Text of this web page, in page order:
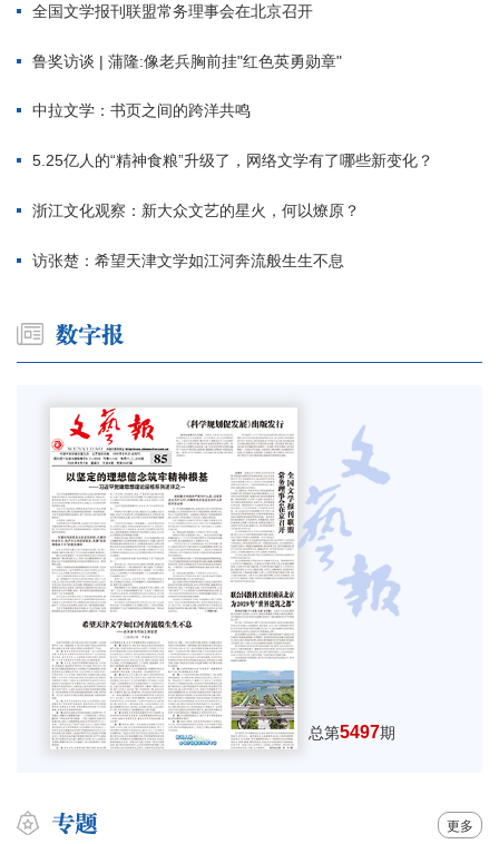
全国文学报刊联盟常务理事会在北京召开
鲁奖访谈 | 蒲隆:像老兵胸前挂"红色英勇勋章"
中拉文学：书页之间的跨洋共鸣
5.25亿人的“精神食粮”升级了，网络文学有了哪些新变化？
浙江文化观察：新大众文艺的星火，何以燎原？
访张楚：希望天津文学如江河奔流般生生不息
总第5497期
更多